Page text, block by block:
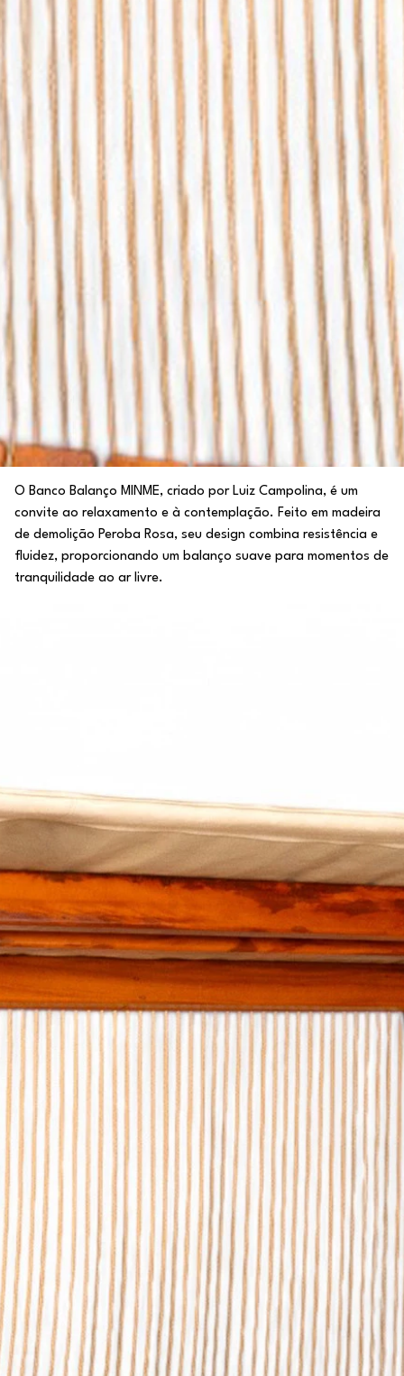
O Banco Balanço MINME, criado por Luiz Campolina, é um
convite ao relaxamento e à contemplação. Feito em madeira
de demolição Peroba Rosa, seu design combina resistência e
fluidez, proporcionando um balanço suave para momentos de
tranquilidade ao ar livre.